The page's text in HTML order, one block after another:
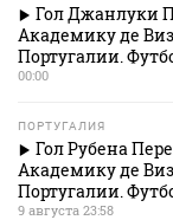
Гол Джанлуки
Академику де
Португалии.
00:00
ПОРТУГАЛИЯ
Гол Рубена
Академику де
Португалии.
9 августа 23:58